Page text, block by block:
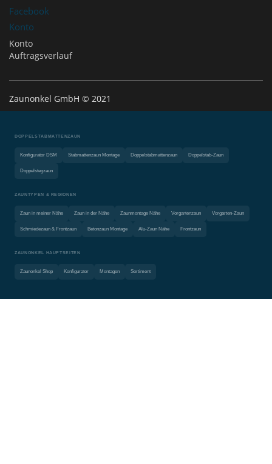
Facebook
Konto
Konto
Auftragsverlauf
Zaunonkel GmbH © 2021
DOPPELSTABMATTENZAUN
Konfigurator DSM Stabmattenzaun Montage Doppelstabmattenzaun Doppelstab-Zaun
Doppelstegzaun
ZAUNTYPEN & REGIONEN
Zaun in meiner Nähe Zaun in der Nähe Zaunmontage Nähe Vorgartenzaun Vorgarten-Zaun
Schmiedezaun & Frontzaun Betonzaun Montage Alu-Zaun Nähe Frontzaun
ZAUNONKEL HAUPTSEITEN
Zaunonkel Shop Konfigurator Montagen Sortiment